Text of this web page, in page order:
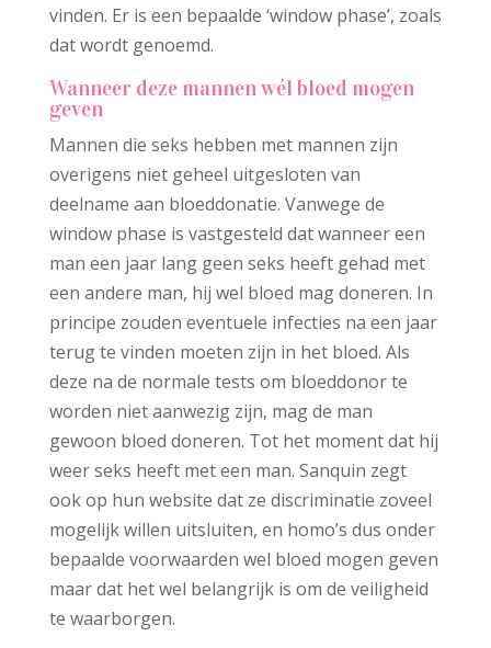
vinden. Er is een bepaalde ‘window phase’, zoals
dat wordt genoemd.
Wanneer deze mannen wél bloed mogen
geven
Mannen die seks hebben met mannen zijn
overigens niet geheel uitgesloten van
deelname aan bloeddonatie. Vanwege de
window phase is vastgesteld dat wanneer een
man een jaar lang geen seks heeft gehad met
een andere man, hij wel bloed mag doneren. In
principe zouden eventuele infecties na een jaar
terug te vinden moeten zijn in het bloed. Als
deze na de normale tests om bloeddonor te
worden niet aanwezig zijn, mag de man
gewoon bloed doneren. Tot het moment dat hij
weer seks heeft met een man. Sanquin zegt
ook op hun website dat ze discriminatie zoveel
mogelijk willen uitsluiten, en homo’s dus onder
bepaalde voorwaarden wel bloed mogen geven
maar dat het wel belangrijk is om de veiligheid
te waarborgen.